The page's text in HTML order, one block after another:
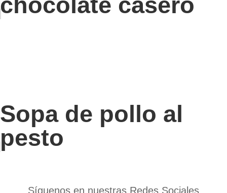
Sopa de pollo al
pesto
Síguenos en nuestras Redes Sociales